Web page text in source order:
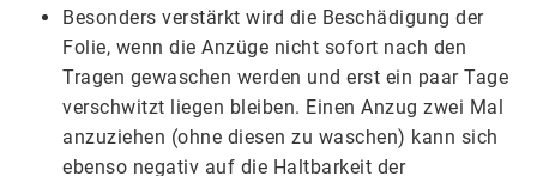
Besonders verstärkt wird die Beschädigung der
Folie, wenn die Anzüge nicht sofort nach den
Tragen gewaschen werden und erst ein paar Tage
verschwitzt liegen bleiben. Einen Anzug zwei Mal
anzuziehen (ohne diesen zu waschen) kann sich
ebenso negativ auf die Haltbarkeit der